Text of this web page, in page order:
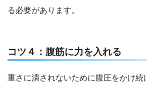
る必要があります。
コツ４：腹筋に力を入れる
重さに潰されないために腹圧をかけ続